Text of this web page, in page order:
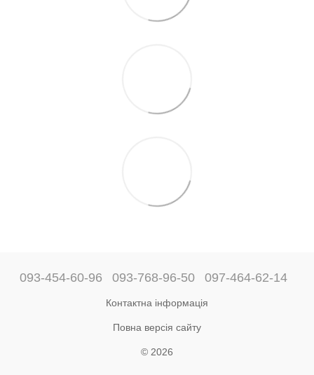
093-454-60-96 093-768-96-50 097-464-62-14
Контактна інформація
Повна версія сайту
© 2026